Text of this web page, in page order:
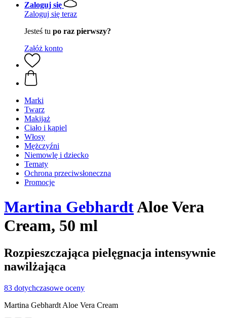
Zaloguj się
Zaloguj się teraz
Jesteś tu po raz pierwszy?
Załóż konto
Marki
Twarz
Makijaż
Ciało i kąpiel
Włosy
Mężczyźni
Niemowlę i dziecko
Tematy
Ochrona przeciwsłoneczna
Promocje
Martina GebhardtAloe Vera
Cream, 50 ml
Rozpieszczająca pielęgnacja intensywnie
nawilżająca
83 dotychczasowe oceny
Martina Gebhardt Aloe Vera Cream